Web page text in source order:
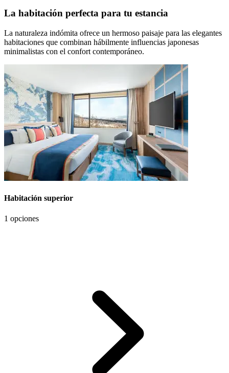
La habitación perfecta para tu estancia
La naturaleza indómita ofrece un hermoso paisaje para las elegantes
habitaciones que combinan hábilmente influencias japonesas
minimalistas con el confort contemporáneo.
Habitación superior
1 opciones